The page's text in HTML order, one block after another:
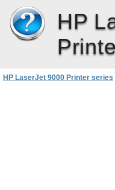
HP
HP LaserJet 9000 Printer series